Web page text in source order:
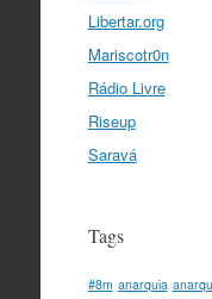
Libertar.org
Mariscotr0n
Rádio Livre
Riseup
Saravá
Tags
#8m anarquia